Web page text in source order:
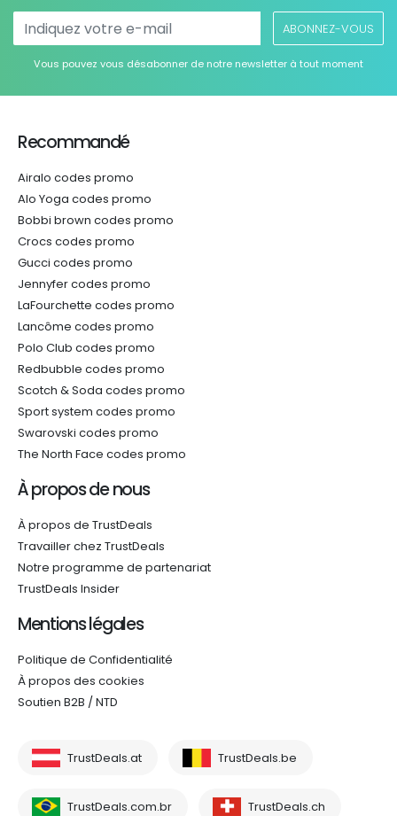
ABONNEZ-VOUS
Vous pouvez vous désabonner de notre newsletter à tout moment
Recommandé
Airalo codes promo
Alo Yoga codes promo
Bobbi brown codes promo
Crocs codes promo
Gucci codes promo
Jennyfer codes promo
LaFourchette codes promo
Lancôme codes promo
Polo Club codes promo
Redbubble codes promo
Scotch & Soda codes promo
Sport system codes promo
Swarovski codes promo
The North Face codes promo
À propos de nous
À propos de TrustDeals
Travailler chez TrustDeals
Notre programme de partenariat
TrustDeals Insider
Mentions légales
Politique de Confidentialité
À propos des cookies
Soutien B2B / NTD
TrustDeals.at TrustDeals.be
TrustDeals.com.br TrustDeals.ch